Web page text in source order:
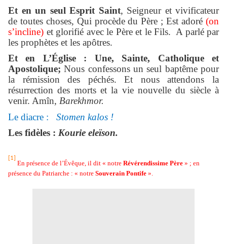
Et en un seul Esprit Saint, Seigneur et vivificateur
de toutes choses, Qui procède du Père ; Est adoré (on
s’incline) et glorifié avec le Père et le Fils. A parlé par
les prophètes et les apôtres.
Et en L’Église : Une, Sainte, Catholique et
Apostolique; Nous confessons un seul baptême pour
la rémission des péchés. Et nous attendons la
résurrection des morts et la vie nouvelle du siècle à
venir. Amîn, Barekhmor.
Le diacre : Stomen kalos !
Les fidèles : Kourie eleïson.
[1]
En présence de l’Évêque, il dit « notre Révérendissime Père » ; en
présence du Patriarche : « notre Souverain Pontife ».